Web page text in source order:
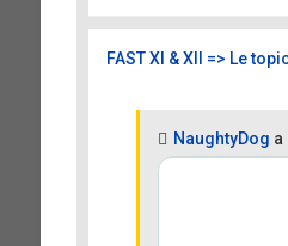
FAST XI & XII => Le
NaughtyDog a